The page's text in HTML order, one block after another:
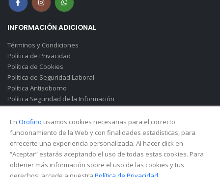
INFORMACIÓN ADICIONAL
Términos y Condiciones
Política de Privacidad
Política de Cookies
Política de Seguridad Laboral
Política Antisoborno
Política Seguridad de la Información
Canal de Denuncias(Soborno)
En Orofino usamos cookies necesarias para el correcto
funcionamiento de la Web y con finalidades estadísticas, para
ofrecerte una experiencia personalizada. Al hacer click en
“Aceptar” estarás aceptando el uso de todas estas cookies. Para
obtener más información sobre el uso de las cookies y tus